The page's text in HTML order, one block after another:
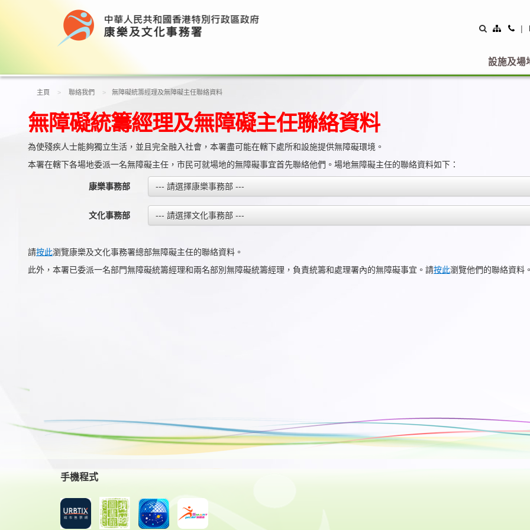
Site
|
設施及場
主頁 聯絡我們 無障礙統籌經理及無障礙主任聯絡資料
無障礙統籌經理及無障礙主任聯絡資料
為使殘疾人士能夠獨立生活，並且完全融入社會，本署盡可能在轄下處所和設施提供無障礙環境。
本署在轄下各場地委派一名無障礙主任，市民可就場地的無障礙事宜首先聯絡他們。場地無障礙主任的聯絡資料如下：
康樂事務部 --- 請選擇康樂事務部 ---
文化事務部 --- 請選擇文化事務部 ---
請按此瀏覽康樂及文化事務署總部無障礙主任的聯絡資料。
此外，本署已委派一名部門無障礙統籌經理和兩名部別無障礙統籌經理，負責統籌和處理署內的無障礙事宜。請按此瀏覽他們的聯絡資料
手機程式